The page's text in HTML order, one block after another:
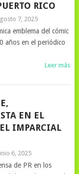
RICO
7, 2025
emblema del cómic
años en el periódico
Leer más
EN EL
IMPARCIAL
6, 2025
de PR en los